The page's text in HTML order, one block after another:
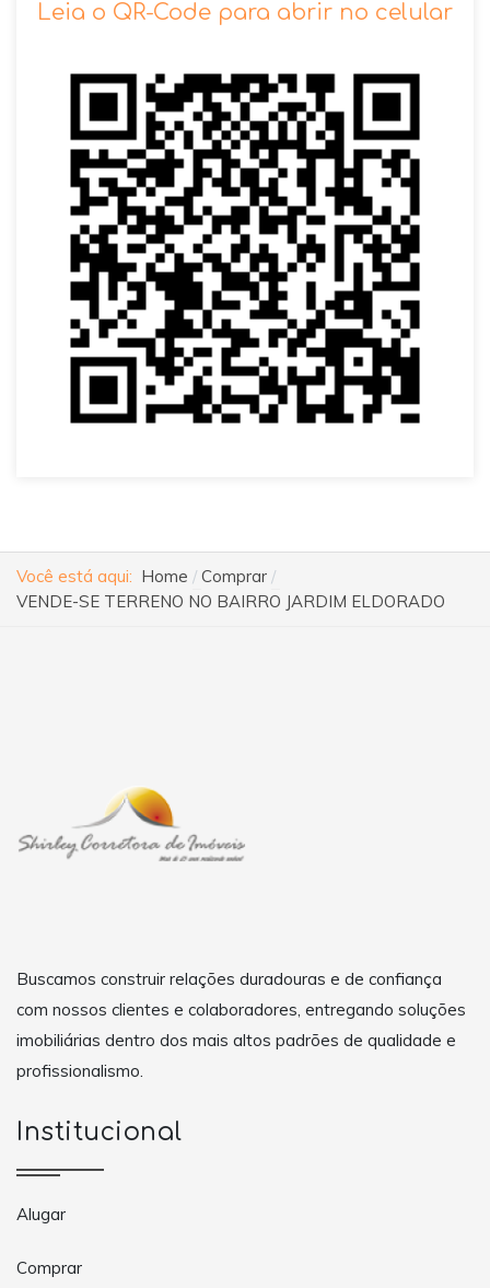
Leia o QR-Code para abrir no celular
Você está aqui: Home
Comprar
VENDE-SE TERRENO NO BAIRRO JARDIM ELDORADO
Buscamos construir relações duradouras e de confiança
com nossos clientes e colaboradores, entregando soluções
imobiliárias dentro dos mais altos padrões de qualidade e
profissionalismo.
Institucional
Alugar
Comprar